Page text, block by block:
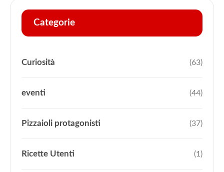
Categorie
Curiosità (63)
eventi (44)
Pizzaioli protagonisti (37)
Ricette Utenti (1)